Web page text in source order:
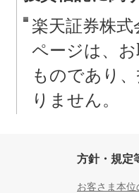
方針・規定
お客さま本